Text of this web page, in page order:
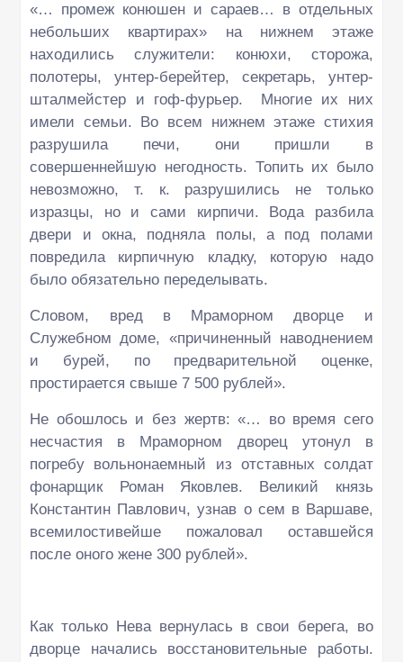
«… промеж конюшен и сараев… в отдельных
небольших квартирах» на нижнем этаже
находились служители: конюхи, сторожа,
полотеры, унтер-берейтер, секретарь, унтер-
шталмейстер и гоф-фурьер. Многие их них
имели семьи. Во всем нижнем этаже стихия
разрушила печи, они пришли в
совершеннейшую негодность. Топить их было
невозможно, т. к. разрушились не только
изразцы, но и сами кирпичи. Вода разбила
двери и окна, подняла полы, а под полами
повредила кирпичную кладку, которую надо
было обязательно переделывать.
Словом, вред в Мраморном дворце и
Служебном доме, «причиненный наводнением
и бурей, по предварительной оценке,
простирается свыше 7 500 рублей».
Не обошлось и без жертв: «… во время сего
несчастия в Мраморном дворец утонул в
погребу вольнонаемный из отставных солдат
фонарщик Роман Яковлев. Великий князь
Константин Павлович, узнав о сем в Варшаве,
всемилостивейше пожаловал оставшейся
после оного жене 300 рублей».
Как только Нева вернулась в свои берега, во
дворце начались восстановительные работы.